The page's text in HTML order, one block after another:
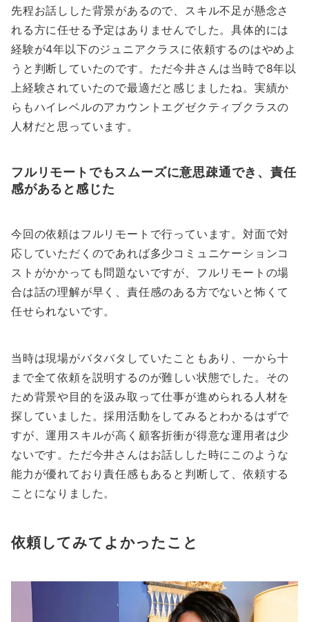
先程お話しした背景があるので、スキル不足が懸念さ
れる方に任せる予定はありませんでした。具体的には
経験が4年以下のジュニアクラスに依頼するのはやめよ
うと判断していたのです。ただ今井さんは当時で8年以
上経験されていたので最適だと感じましたね。実績か
らもハイレベルのアカウントエグゼクティブクラスの
人材だと思っています。
フルリモートでもスムーズに意思疎通でき、責任
感があると感じた
今回の依頼はフルリモートで行っています。対面で対
応していただくのであれば多少コミュニケーションコ
ストがかかっても問題ないですが、フルリモートの場
合は話の理解が早く、責任感のある方でないと怖くて
任せられないです。
当時は現場がバタバタしていたこともあり、一から十
まで全て依頼を説明するのが難しい状態でした。その
ため背景や目的を汲み取って仕事が進められる人材を
探していました。採用活動をしてみるとわかるはずで
すが、運用スキルが高く顧客折衝が得意な運用者は少
ないです。ただ今井さんはお話しした時にこのような
能力が優れており責任感もあると判断して、依頼する
ことになりました。
依頼してみてよかったこと